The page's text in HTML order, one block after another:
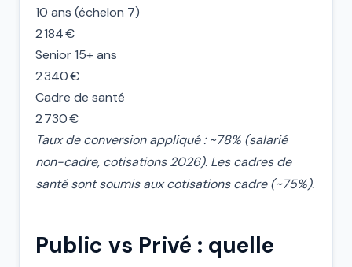
10 ans (échelon 7)
2 184 €
Senior 15+ ans
2 340 €
Cadre de santé
2 730 €
Taux de conversion appliqué : ~78% (salarié
non-cadre, cotisations 2026). Les cadres de
santé sont soumis aux cotisations cadre (~75%).
Public vs Privé : quelle